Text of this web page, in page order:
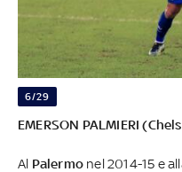
6/29
EMERSON PALMIERI
Al Palermo nel 2014-15 e